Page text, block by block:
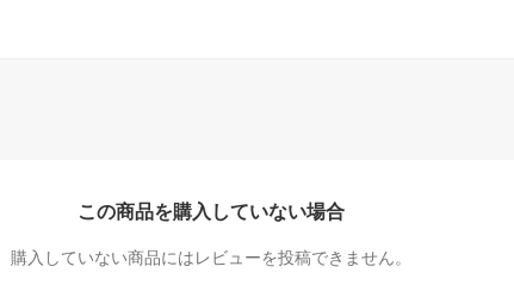
この商品を購入していない場合
購入していない商品にはレビューを投稿できません。